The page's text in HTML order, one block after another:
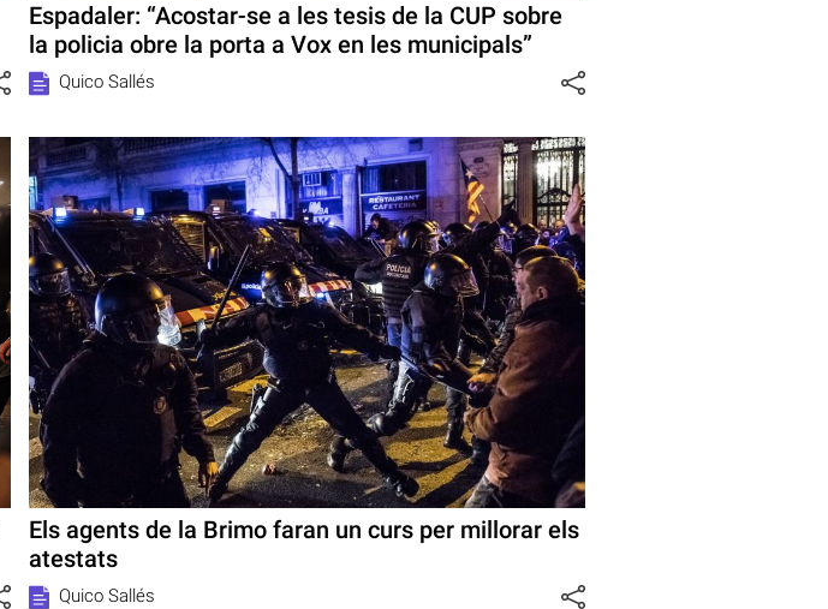
Espadaler: “Acostar-se a les tesis de la CUP sobre
la policia obre la porta a Vox en les municipals”
Quico Sallés
Els agents de la Brimo faran un curs per millorar els
atestats
Quico Sallés